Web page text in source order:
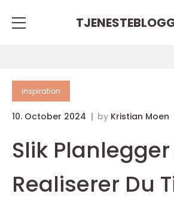
inspiration
10. October 2024 by Kristian Moen
Slik
Realiserer Du